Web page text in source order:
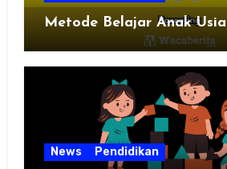
Metode Belajar Anak
News Pendidikan